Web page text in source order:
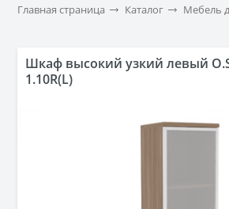
Главная страница Каталог Мебель
Шкаф высокий узкий левый
1.10R(L)